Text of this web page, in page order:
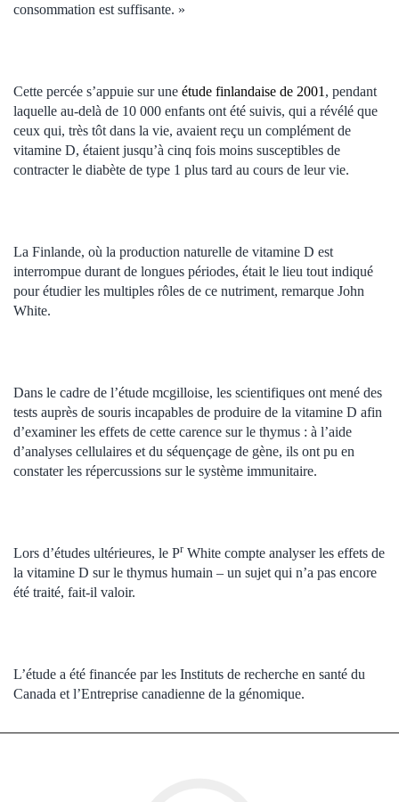
consommation est suffisante. »
Cette percée s’appuie sur une étude finlandaise de 2001 , pendant
laquelle au-delà de 10 000 enfants ont été suivis, qui a révélé que
ceux qui, très tôt dans la vie, avaient reçu un complément de
vitamine D, étaient jusqu’à cinq fois moins susceptibles de
contracter le diabète de type 1 plus tard au cours de leur vie.
La Finlande, où la production naturelle de vitamine D est
interrompue durant de longues périodes, était le lieu tout indiqué
pour étudier les multiples rôles de ce nutriment, remarque John
White.
Dans le cadre de l’étude mcgilloise, les scientifiques ont mené des
tests auprès de souris incapables de produire de la vitamine D afin
d’examiner les effets de cette carence sur le thymus : à l’aide
d’analyses cellulaires et du séquençage de gène, ils ont pu en
constater les répercussions sur le système immunitaire.
Lors d’études ultérieures, le Pr White compte analyser les effets de
la vitamine D sur le thymus humain – un sujet qui n’a pas encore
été traité, fait-il valoir.
L’étude a été financée par les Instituts de recherche en santé du
Canada et l’Entreprise canadienne de la génomique.